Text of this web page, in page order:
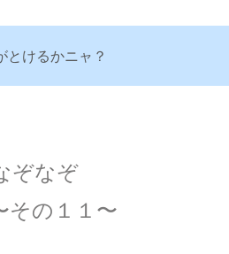
とけるかニャ？
ぞなぞ
その１１〜